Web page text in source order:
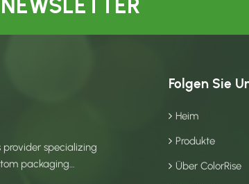
NEWSLETTER
provider specializing
packaging
Folgen Sie
Heim
Produkte
Über ColorRise